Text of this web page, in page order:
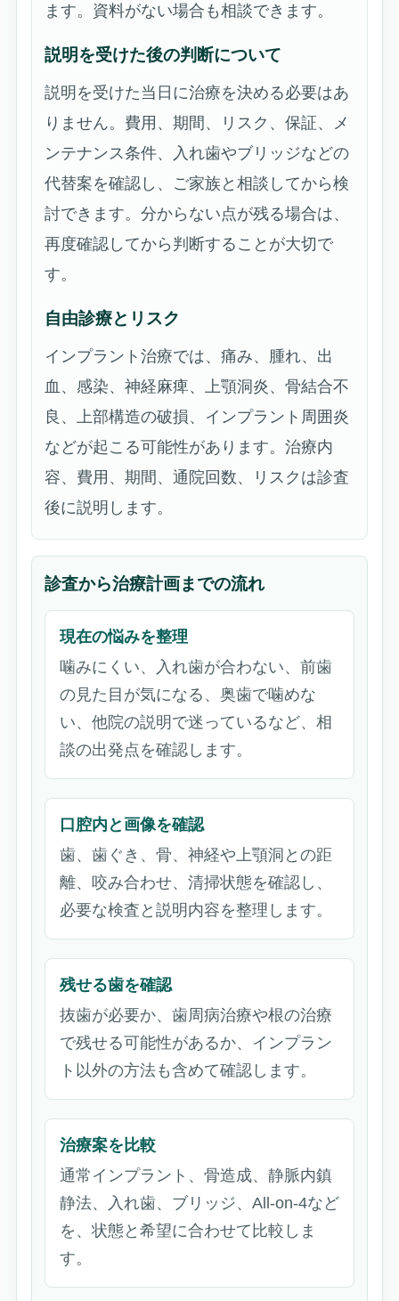
ます。資料がない場合も相談できます。
説明を受けた後の判断について
説明を受けた当日に治療を決める必要はあ
りません。費用、期間、リスク、保証、メ
ンテナンス条件、入れ歯やブリッジなどの
代替案を確認し、ご家族と相談してから検
討できます。分からない点が残る場合は、
再度確認してから判断することが大切で
す。
自由診療とリスク
インプラント治療では、痛み、腫れ、出
血、感染、神経麻痺、上顎洞炎、骨結合不
良、上部構造の破損、インプラント周囲炎
などが起こる可能性があります。治療内
容、費用、期間、通院回数、リスクは診査
後に説明します。
診査から治療計画までの流れ
現在の悩みを整理
噛みにくい、入れ歯が合わない、前歯
の見た目が気になる、奥歯で噛めな
い、他院の説明で迷っているなど、相
談の出発点を確認します。
口腔内と画像を確認
歯、歯ぐき、骨、神経や上顎洞との距
離、咬み合わせ、清掃状態を確認し、
必要な検査と説明内容を整理します。
残せる歯を確認
抜歯が必要か、歯周病治療や根の治療
で残せる可能性があるか、インプラン
ト以外の方法も含めて確認します。
治療案を比較
通常インプラント、骨造成、静脈内鎮
静法、入れ歯、ブリッジ、All-on-4など
を、状態と希望に合わせて比較しま
す。